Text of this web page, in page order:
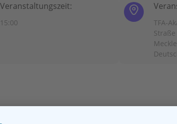
Veranstaltungszeit:
15:00
TFA-